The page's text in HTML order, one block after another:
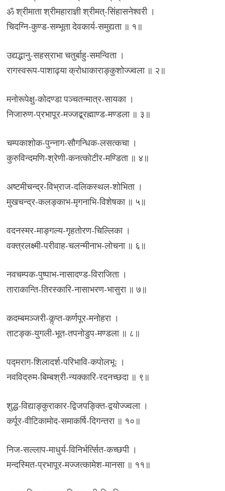
ॐ श्रीमाता श्रीमहाराज्ञी श्रीमत्-सिंहासनेश्वरी ।
चिदग्नि-कुण्ड-सम्भूता देवकार्य-समुद्यता ॥ १॥
उद्यद्भानु-सहस्राभा चतुर्बाहु-समन्विता ।
रागस्वरूप-पाशाढ्या क्रोधाकाराङ्कुशोज्ज्वला ॥ २॥
मनोरूपेक्षु-कोदण्डा पञ्चतन्मात्र-सायका ।
निजारुण-प्रभापूर-मज्जद्ब्रह्माण्ड-मण्डला ॥ ३॥
चम्पकाशोक-पुन्नाग-सौगन्धिक-लसत्कचा ।
कुरुविन्दमणि-श्रेणी-कनत्कोटीर-मण्डिता ॥ ४॥
अष्टमीचन्द्र-विभ्राज-दलिकस्थल-शोभिता ।
मुखचन्द्र-कलङ्काभ-मृगनाभि-विशेषका ॥ ५॥
वदनस्मर-माङ्गल्य-गृहतोरण-चिल्लिका ।
वक्त्रलक्ष्मी-परीवाह-चलन्मीनाभ-लोचना ॥ ६॥
नवचम्पक-पुष्पाभ-नासादण्ड-विराजिता ।
ताराकान्ति-तिरस्कारि-नासाभरण-भासुरा ॥ ७॥
कदम्बमञ्जरी-कॢप्त-कर्णपूर-मनोहरा ।
ताटङ्क-युगली-भूत-तपनोडुप-मण्डला ॥ ८॥
पद्मराग-शिलादर्श-परिभावि-कपोलभूः ।
नवविद्रुम-बिम्बश्री-न्यक्कारि-रदनच्छदा ॥ ९॥
शुद्ध-विद्याङ्कुराकार-द्विजपङ्क्ति-द्वयोज्ज्वला ।
कर्पूर-वीटिकामोद-समाकर्षि-दिगन्तरा ॥ १०॥
निज-सल्लाप-माधुर्य-विनिर्भर्त्सित-कच्छपी ।
मन्दस्मित-प्रभापूर-मज्जत्कामेश-मानसा ॥ ११॥